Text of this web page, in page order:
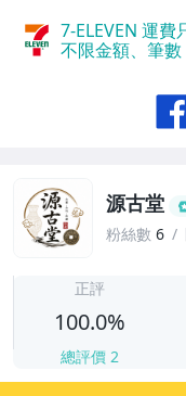
7-ELEVEN 運費
不限金額、筆數
源古堂
粉絲數 6
正評
100.0%
總評價 2